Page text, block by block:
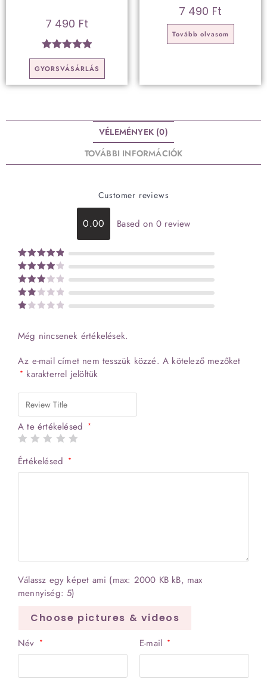
7 490 Ft
Értékelés:
5.00/ 5
GYORSVÁSÁRLÁS
7 490 Ft
Tovább olvasom
VÉLEMÉNYEK (0)
TOVÁBBI INFORMÁCIÓK
Customer reviews
0.00 Based on 0 review
Értékelés:
5/ 5
Értékelé
s:4/ 5
Értékel
és:3/
Érté
s:
/ 5
té
lé
s
5
Még nincsenek értékelések.
Az e-mail címet nem tesszük közzé. A kötelező mezőket
* karakterrel jelöltük
A te értékelésed *
Értékelésed *
Válassz egy képet ami (max: 2000 KB kB, max
mennyiség: 5)
Choose pictures & videos
Név * E-mail *